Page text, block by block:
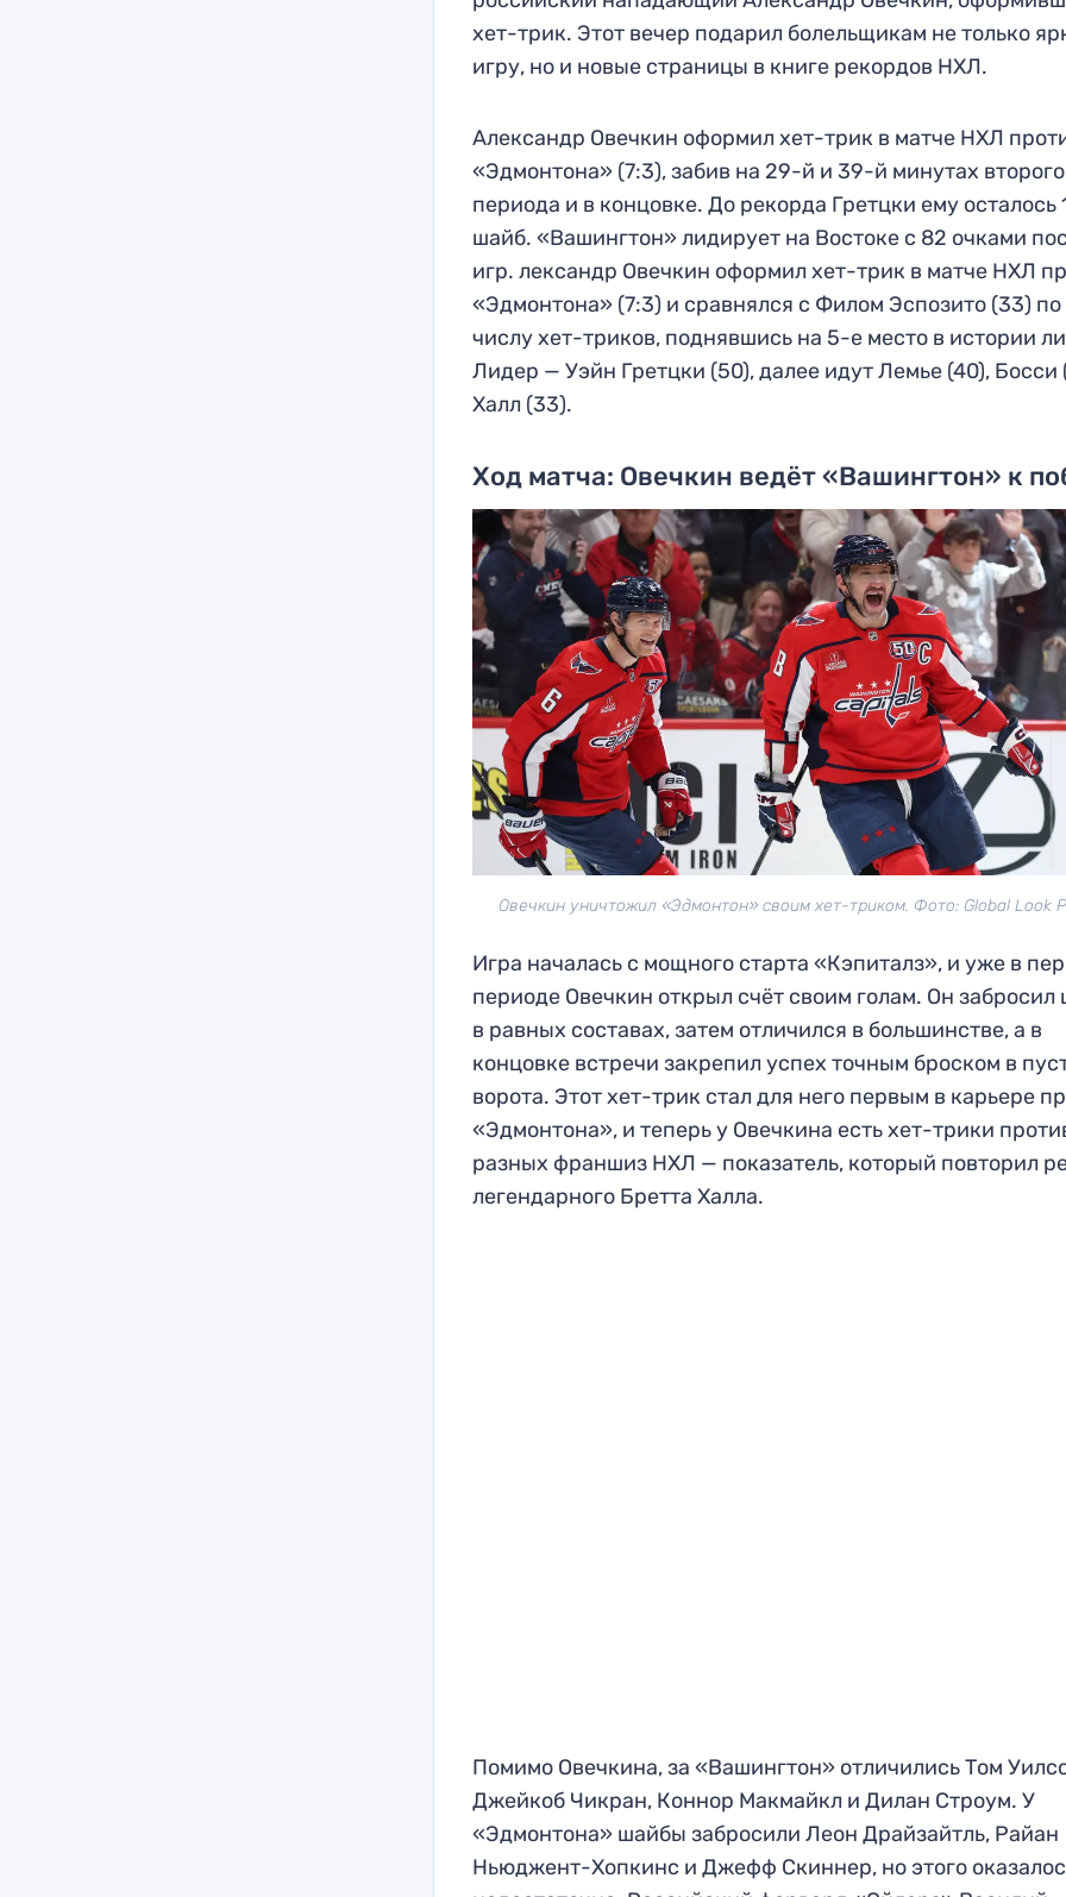
хет-трик. Этот вечер подарил болельщикам не только
игру, но и новые страницы в книге рекордов НХЛ.
Александр Овечкин оформил хет-трик в матче НХЛ
«Эдмонтона» (7:3), забив на 29-й и 39-й минутах второго
периода и в концовке. До рекорда Гретцки ему осталось
шайб. «Вашингтон» лидирует на Востоке с 82 очками
игр. лександр Овечкин оформил хет-трик в матче НХЛ
«Эдмонтона» (7:3) и сравнялся с Филом Эспозито (33) по
числу хет-триков, поднявшись на 5-е место в истории
Лидер — Уэйн Гретцки (50), далее идут Лемье (40), Босси
Халл (33).
Ход матча: Овечкин ведёт «Вашингтон» к
Овечкин уничтожил «Эдмонтон» своим хет-триком. Фото: Global Look
Игра началась с мощного старта «Кэпиталз», и уже в
периоде Овечкин открыл счёт своим голам. Он забросил
в равных составах, затем отличился в большинстве, а в
концовке встречи закрепил успех точным броском в
ворота. Этот хет-трик стал для него первым в карьере
«Эдмонтона», и теперь у Овечкина есть хет-трики
разных франшиз НХЛ — показатель, который повторил
легендарного Бретта Халла.
Помимо Овечкина, за «Вашингтон» отличились Том
Джейкоб Чикран, Коннор Макмайкл и Дилан Строум. У
«Эдмонтона» шайбы забросили Леон Драйзайтль, Райан
Ньюджент-Хопкинс и Джефф Скиннер, но этого